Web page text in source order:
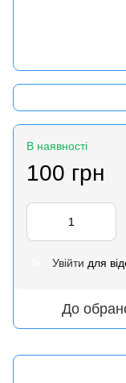
В наявності
100 грн
Увійти для
До